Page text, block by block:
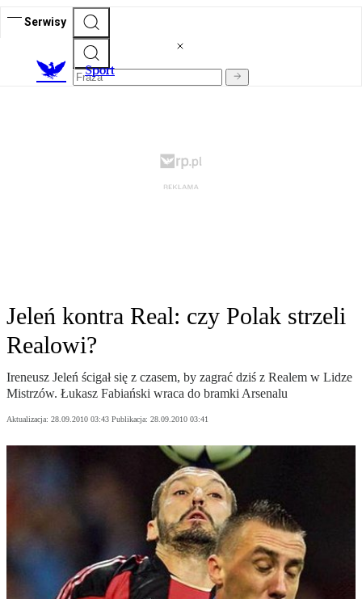
Serwisy
Sport
Jeleń kontra Real: czy Polak strzeli
Realowi?
Ireneusz Jeleń ścigał się z czasem, by zagrać dziś z Realem w Lidze
Mistrzów. Łukasz Fabiański wraca do bramki Arsenalu
Aktualizacja: 28.09.2010 03:43 Publikacja: 28.09.2010 03:41